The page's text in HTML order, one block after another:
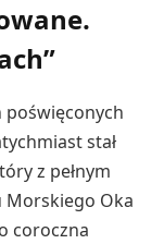
poświęconych
stał
z pełnym
Oka
coroczna